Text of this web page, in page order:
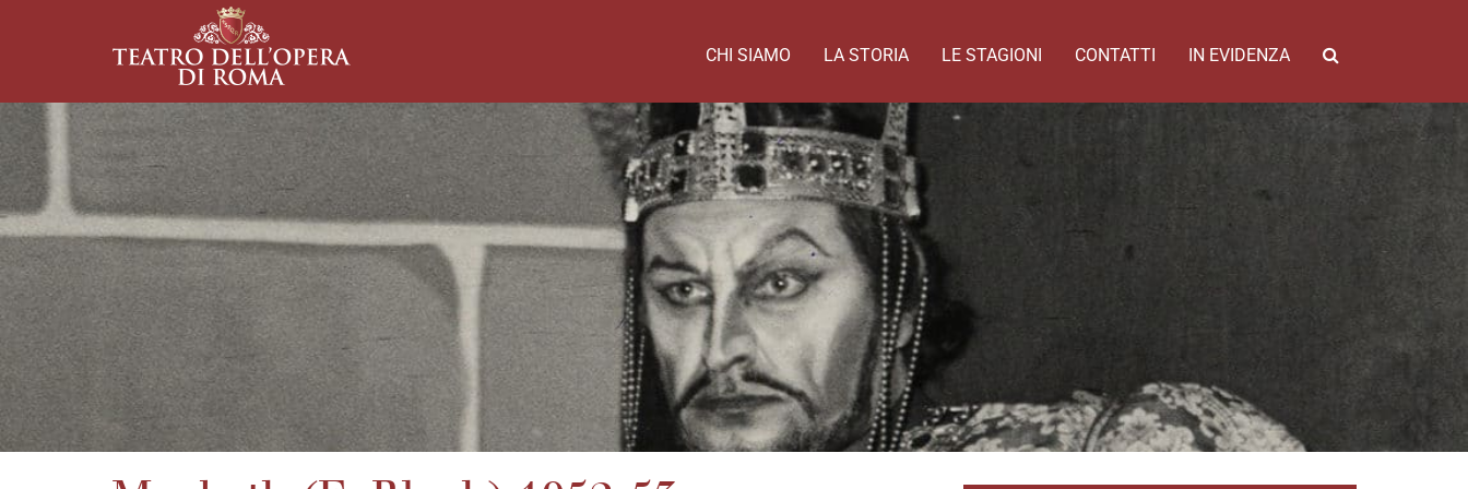
CHI SIAMO LA STORIA LE STAGIONI CONTATTI IN EVIDENZA